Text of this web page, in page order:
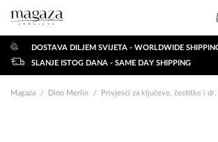
DOSTAVA DILJEM SVIJETA - WORLDWIDE
SLANJE ISTOG DANA - SAME DAY SHIPPING
Magaza Dino Merlin Privjesci za ključeve, čestitke i dr.